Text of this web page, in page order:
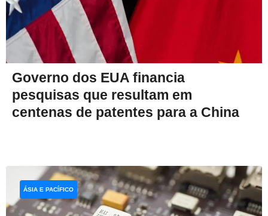
Governo dos EUA financia
pesquisas que resultam em
centenas de patentes para a China
ÁSIA E PACÍFICO